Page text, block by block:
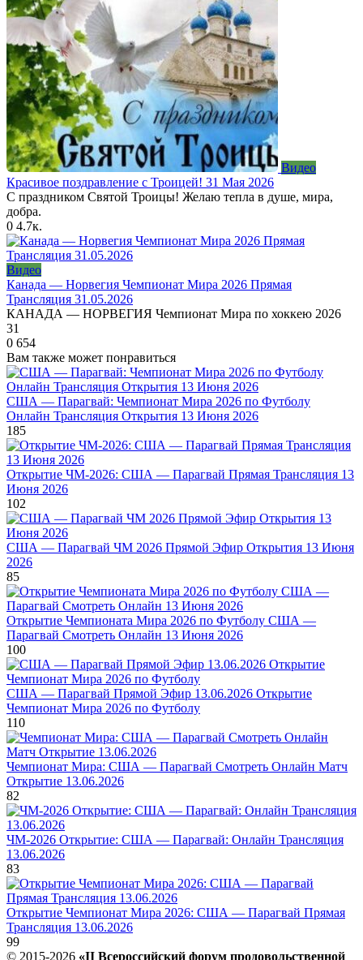
Видео
Красивое поздравление с Троицей! 31 Мая 2026
С праздником Святой Троицы! Желаю тепла в душе, мира,
добра.
0 4.7к.
Видео
Канада — Норвегия Чемпионат Мира 2026 Прямая
Трансляция 31.05.2026
КАНАДА — НОРВЕГИЯ Чемпионат Мира по хоккею 2026
31
0 654
Вам также может понравиться
США — Парагвай: Чемпионат Мира 2026 по Футболу
Онлайн Трансляция Открытия 13 Июня 2026
185
Открытие ЧМ-2026: США — Парагвай Прямая Трансляция 13
Июня 2026
102
США — Парагвай ЧМ 2026 Прямой Эфир Открытия 13 Июня
2026
85
Открытие Чемпионата Мира 2026 по Футболу США —
Парагвай Смотреть Онлайн 13 Июня 2026
100
США — Парагвай Прямой Эфир 13.06.2026 Открытие
Чемпионат Мира 2026 по Футболу
110
Чемпионат Мира: США — Парагвай Смотреть Онлайн Матч
Открытие 13.06.2026
82
ЧМ-2026 Открытие: США — Парагвай: Онлайн Трансляция
13.06.2026
83
Открытие Чемпионат Мира 2026: США — Парагвай Прямая
Трансляция 13.06.2026
99
© 2015-2026 «II Всероссийский форум продовольственной